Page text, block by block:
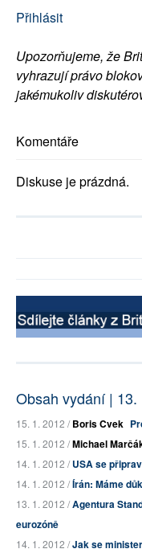
Přihlásit
Upozorňujeme, že
vyhrazují právo
jakémukoliv
Komentáře
Diskuse je prázdná.
Obsah vydání | 13.
15. 1. 2012 /Boris Cvek
15. 1. 2012 /Michael
14. 1. 2012 /USA se
14. 1. 2012 /Írán: Máme
13. 1. 2012 /Agentura
eurozóně
14. 1. 2012 /Jak se